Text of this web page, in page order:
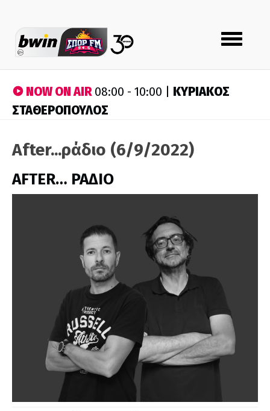
Toggle
navigation
NOW ON AIR08:00 - 10:00 | ΚΥΡΙΑΚΟΣ
ΣΤΑΘΕΡΟΠΟΥΛΟΣ
After...ράδιο (6/9/2022)
AFTER… ΡΑΔΙΟ